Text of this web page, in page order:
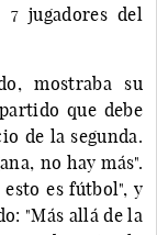
jugadores del
mostraba su
que debe
de la segunda.
no hay más".
es fútbol", y
"Más allá de la